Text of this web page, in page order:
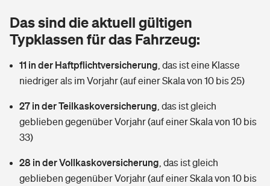
Tools
Wer versichert was: Jetzt Versicherer finden
Sie haben Fragen?
Glasversicherung
Mietkautionsversicherung
Restkreditversicherung
Kinderunfall­ver­si­che­rung
Kinderinvalidität
Reiseversicherung
Hundehalter-Haftpflicht
Dread-Disease-Versicherung
Tierkrankenversicherung
Tools
Wer versichert was: Jetzt Versicherer finden
Das sind die aktuell gültigen
Typklassen für das Fahrzeug:
11 in der Haftpflichtversicherung das ist eine Klasse
niedriger als im Vorjahr (auf einer Skala von 10 bis 25)
27 in der Teilkaskoversicherung das ist gleich
geblieben gegenüber Vorjahr (auf einer Skala von 10 bis
33)
28 in der Vollkaskoversicherung das ist gleich
geblieben gegenüber Vorjahr (auf einer Skala von 10 bis